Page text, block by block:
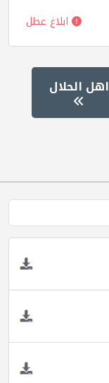
ابلاغ عطل
اهل الحلال